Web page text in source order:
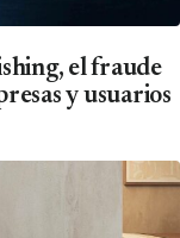
el fraude
y usuarios